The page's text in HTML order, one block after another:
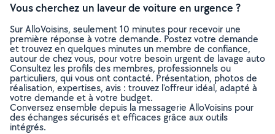
Vous cherchez un laveur de voiture en urgence ?
Sur AlloVoisins, seulement 10 minutes pour recevoir une
première réponse à votre demande. Postez votre demande
et trouvez en quelques minutes un membre de confiance,
autour de chez vous, pour votre besoin urgent de lavage auto
Consultez les profils des membres, professionnels ou
particuliers, qui vous ont contacté. Présentation, photos de
réalisation, expertises, avis : trouvez l'offreur idéal, adapté à
votre demande et à votre budget.
Conversez ensemble depuis la messagerie AlloVoisins pour
des échanges sécurisés et efficaces grâce aux outils
intégrés.